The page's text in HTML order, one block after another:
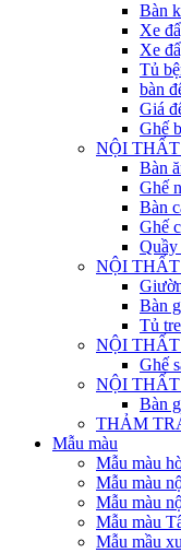
Bàn
Xe
Xe
Tủ
bàn
Giá
Ghế
NỘI
Bàn
Ghế
Bàn
Ghế
Quầy
NỘI
Bàn
Tủ
NỘI
Ghế
NỘI
Bàn
THẢM
Mẫu màu
Mẫu màu
Mẫu màu
Mẫu màu
Mẫu màu
Mẫu mầu